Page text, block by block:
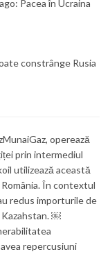
Pacea în Ucraina
constrânge Rusia
operează
prin intermediul
utilizează această
În contextul
redus importurile de
￼
repercusiuni